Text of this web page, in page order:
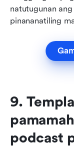
natutugunan
pinananatiling
9.
podcast